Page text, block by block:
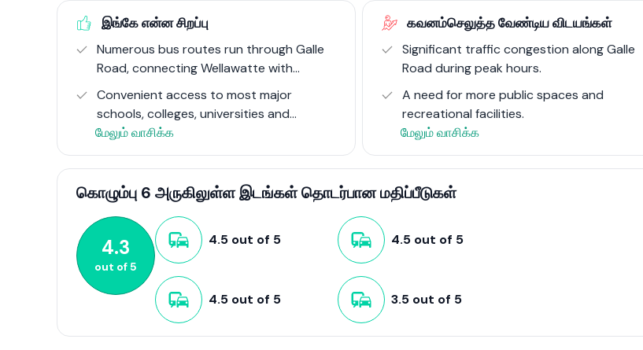
the coastal line adds to its scenic beauty.
In Colombo 6, the real estate scene is diverse, ranging from budget-friendly options to semi-luxury and
luxury apartment complexes such as Span Tower, Liberty Court, and Majestic Apartments. These
developments cater to a broad spectrum of residents, offering amenities that enhance the urban living
experience.
The area's strategic location along Galle Road and Marine Drive ensures excellent connectivity,
live. This mix of modern residential options and robust infrastructure highlights Wellawatte's dynamic
growth within Colombo's real estate market. For more detailed information, you can explore specific
apartment complexes and their offerings through real estate listings and developers' websites.
இங்கே என்ன சிறப்பு
Numerous bus routes run through Galle
Road, connecting Wellawatte with
central Colombo and southern suburbs.
Convenient access to most major
schools, colleges, universities and
corporate establishments in Colombo.
மேலும் வாசிக்க
கவனம்செலுத்த வேண்டிய விடயங்கள்
Significant traffic congestion along Galle
Road during peak hours.
A need for more public spaces and
recreational facilities.
மேலும் வாசிக்க
கொழும்பு 6 அருகிலுள்ள இடங்கள் தொடர்பான மதிப்பீடுகள்
4.3
out of5
4.5 out of 5 4.5 out of 5
4.5 out of 5 3.5 out of 5